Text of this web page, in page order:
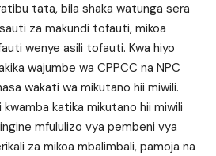
tata, bila shaka watunga sera
za makundi tofauti, mikoa
wenye asili tofauti. Kwa hiyo
wajumbe wa CPPCC na NPC
wakati wa mikutano hii miwili.
kwamba katika mikutano hii miwili
mfululizo vya pembeni vya
za mikoa mbalimbali, pamoja na